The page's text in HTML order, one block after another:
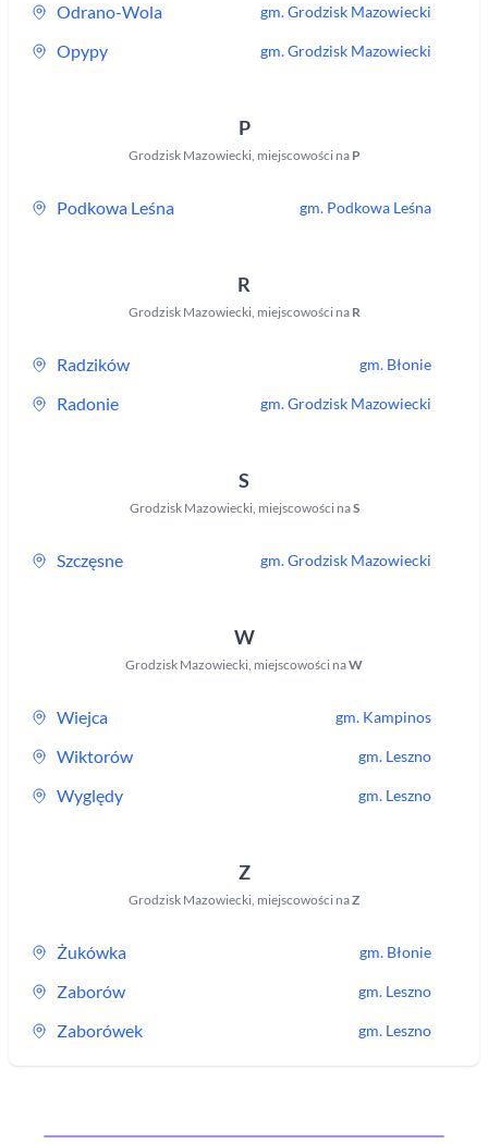
Odrano-Wola gm.Grodzisk Mazowiecki
Opypy gm.Grodzisk Mazowiecki
P
Grodzisk Mazowiecki, miejscowości na P
Podkowa Leśna gm. Podkowa Leśna
R
Grodzisk Mazowiecki, miejscowości na R
Radzików gm. Błonie
Radonie gm.Grodzisk Mazowiecki
S
Grodzisk Mazowiecki, miejscowości naS
Szczęsne gm.Grodzisk Mazowiecki
W
Grodzisk Mazowiecki, miejscowości naW
Wiejca gm. Kampinos
Wiktorów gm. Leszno
Wyględy gm. Leszno
Z
Grodzisk Mazowiecki, miejscowości naZ
Żukówka gm. Błonie
Zaborów gm. Leszno
Zaborówek gm. Leszno